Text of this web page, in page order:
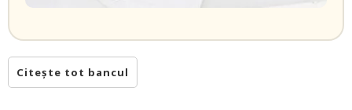
Citește tot bancul